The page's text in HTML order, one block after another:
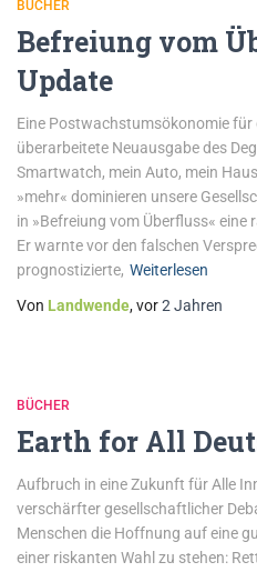
BÜCHER
Befreiung vom
Update
Eine Postwachstumsökonomie
überarbeitete Neuausgabe des
Smartwatch, mein Auto, mein
»mehr« dominieren unsere
in »Befreiung vom Überfluss« eine
Er warnte vor den falschen
prognostizierte, Weiterlesen
Von Landwende, vor2 Jahren
BÜCHER
Earth for All
Aufbruch in eine Zukunft für Alle
verschärfter gesellschaftlicher
Menschen die Hoffnung auf eine
einer riskanten Wahl zu stehen: